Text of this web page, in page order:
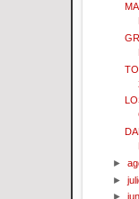
►
►
►